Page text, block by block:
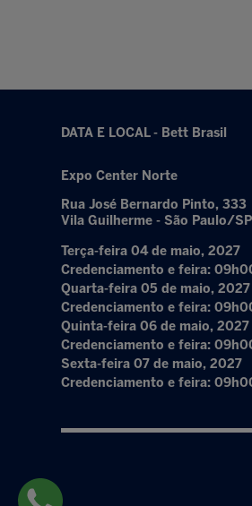
DATA E LOCAL - Bett Brasil
Expo Center Norte
Rua José Bernardo Pinto, 333
Vila Guilherme - São Paulo/SP
Terça-feira 04 de maio, 2027
Credenciamento e feira:
Quarta-feira 05 de maio, 2027
Credenciamento e feira:
Quinta-feira 06 de maio, 2027
Credenciamento e feira:
Sexta-feira 07 de maio, 2027
Credenciamento e feira: